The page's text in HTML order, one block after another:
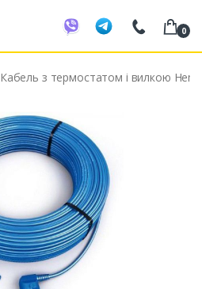
098 20 52 818
099 53 43 210
0
Кабель з термостатом і вилкою